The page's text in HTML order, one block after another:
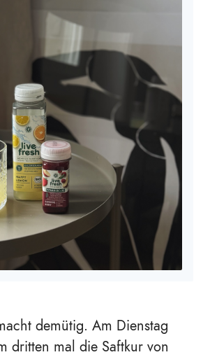
demütig. Am Dienstag
dritten mal die Saftkur von